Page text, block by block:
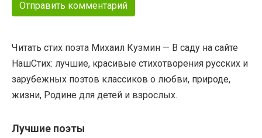
Читать стих поэта Михаил Кузмин — В саду на сайте
НашСтих: лучшие, красивые стихотворения русских и
зарубежных поэтов классиков о любви, природе,
жизни, Родине для детей и взрослых.
Лучшие поэты